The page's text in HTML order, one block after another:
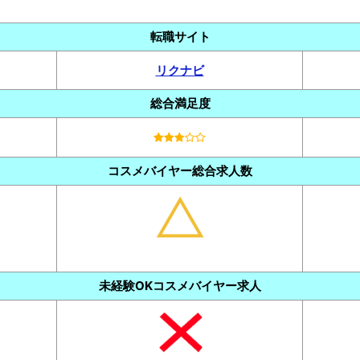
転職サイト
リクナビ
総合満足度
コスメバイヤー総合求人数
未経験OKコスメバイヤー求人